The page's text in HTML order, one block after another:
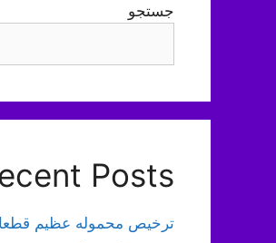
جستجو
Posts
ترخیص محموله عظیم